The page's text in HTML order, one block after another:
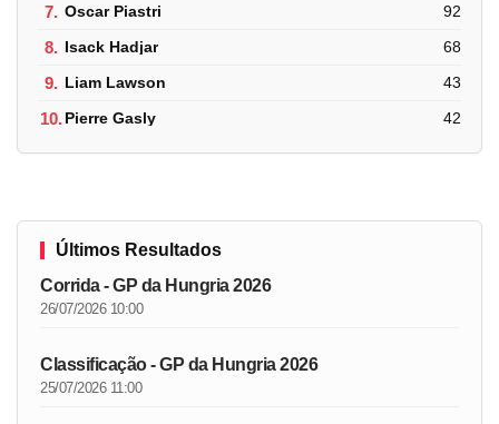
7. Oscar Piastri 92
8. Isack Hadjar 68
9. Liam Lawson 43
10.Pierre Gasly 42
Últimos Resultados
Corrida - GP da Hungria 2026
26/07/2026 10:00
Classificação - GP da Hungria 2026
25/07/2026 11:00